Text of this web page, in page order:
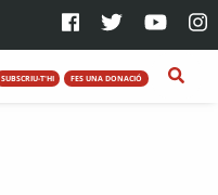
SUBSCRIU-T'HI FES UNA DONACIÓ